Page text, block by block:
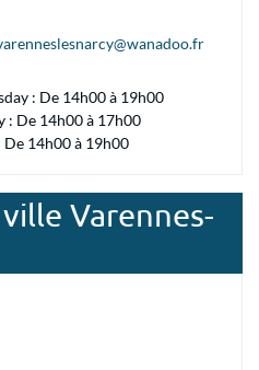
: De 14h00 à 19h00
: De 14h00 à 17h00
De 14h00 à 19h00
Varennes-